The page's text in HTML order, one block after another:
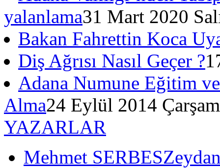
yalanlama31 Mart 2020
Bakan Fahrettin Koca
Diş Ağrısı Nasıl Geçer ?
Adana Numune Eğitim
Alma24 Eylül 2014
YAZARLAR
Mehmet SERBES